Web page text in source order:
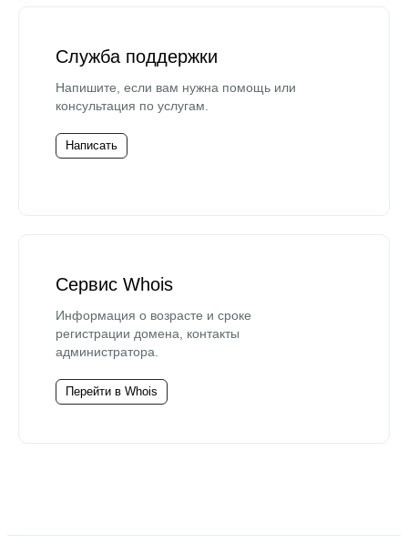
Служба поддержки
Напишите, если вам нужна помощь или
консультация по услугам.
Написать
Сервис Whois
Информация о возрасте и сроке
регистрации домена, контакты
администратора.
Перейти в Whois